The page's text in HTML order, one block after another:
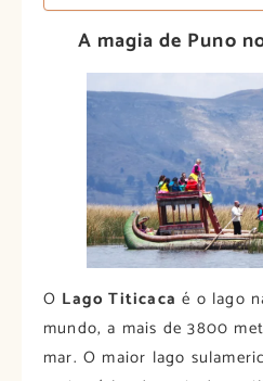
A magia de Puno
O Lago Titicaca é o lago
mundo, a mais de 3800
mar. O maior lago